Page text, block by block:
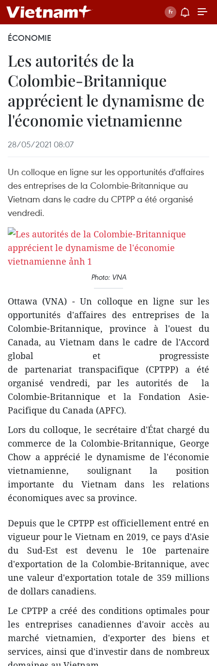
ÉCONOMIE
Les autorités de la
Colombie-Britannique
apprécient le dynamisme de
l'économie vietnamienne
28/05/2021 08:07
Un colloque en ligne sur les opportunités d'affaires
des entreprises de la Colombie-Britannique au
Vietnam dans le cadre du CPTPP a été organisé
vendredi.
Photo: VNA
Ottawa (VNA) - Un colloque en ligne sur les
opportunités d'affaires des entreprises de la
Colombie-Britannique, province à l'ouest du
Canada, au Vietnam dans le cadre de l'Accord
global et progressiste
de partenariat transpacifique (CPTPP) a été
organisé vendredi, par les autorités de la
Colombie-Britannique et la Fondation Asie-
Pacifique du Canada (APFC).
Lors du colloque, le secrétaire d'État chargé du
commerce de la Colombie-Britannique, George
Chow a apprécié le dynamisme de l'économie
vietnamienne, soulignant la position
importante du Vietnam dans les relations
économiques avec sa province.
Depuis que le CPTPP est officiellement entré en
vigueur pour le Vietnam en 2019, ce pays d'Asie
du Sud-Est est devenu le 10e partenaire
d'exportation de la Colombie-Britannique, avec
une valeur d'exportation totale de 359 millions
de dollars canadiens.
Le CPTPP a créé des conditions optimales pour
les entreprises canadiennes d'avoir accès au
marché vietnamien, d'exporter des biens et
services, ainsi que d'investir dans de nombreux